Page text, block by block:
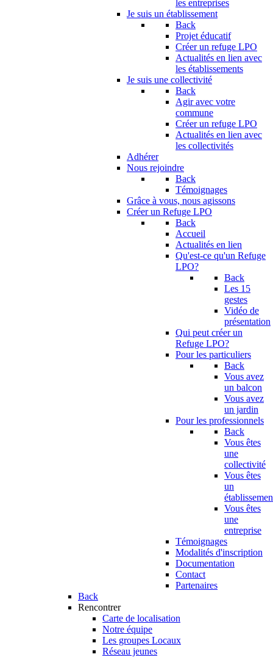
les entreprises
Je suis un établissement
Back
Projet éducatif
Créer un refuge LPO
Actualités en lien avec
les établissements
Je suis une collectivité
Back
Agir avec votre
commune
Créer un refuge LPO
Actualités en lien avec
les collectivités
Adhérer
Nous rejoindre
Back
Témoignages
Grâce à vous, nous agissons
Créer un Refuge LPO
Back
Accueil
Actualités en lien
Qu'est-ce qu'un Refuge
LPO?
Back
Les 15
gestes
Vidéo de
présentation
Qui peut créer un
Refuge LPO?
Pour les particuliers
Back
Vous avez
un balcon
Vous avez
un jardin
Pour les professionnels
Back
Vous êtes
une
collectivité
Vous êtes
un
Vous êtes
une
entreprise
Témoignages
Modalités d'inscription
Documentation
Contact
Partenaires
Back
Rencontrer
Carte de localisation
Notre équipe
Les groupes Locaux
Réseau jeunes